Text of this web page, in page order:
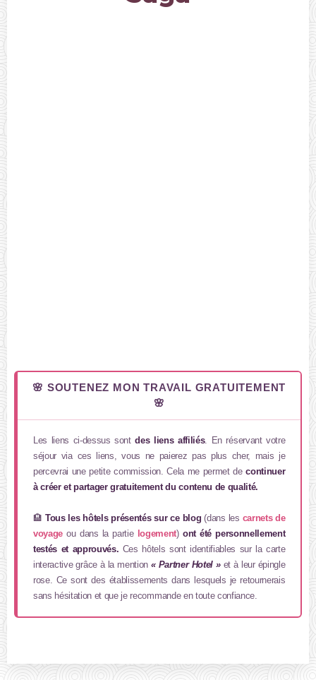
🌸 SOUTENEZ MON TRAVAIL GRATUITEMENT
🌸
Les liens ci-dessus sontdes liens affiliés. En réservant votre
séjour via ces liens, vous ne paierez pas plus cher, mais je
percevrai une petite commission. Cela me permet decontinuer
à créer et partager gratuitement du contenu de qualité.
🏨 Tous les hôtels présentés sur ce blog (dans les carnets de
voyage ou dans la partie logement) ont été personnellement
testés et approuvés. Ces hôtels sont identifiables sur la carte
interactive grâce à la mention « Partner Hotel »et à leur épingle
rose. Ce sont des établissements dans lesquels je retournerais
sans hésitation et que je recommande en toute confiance.